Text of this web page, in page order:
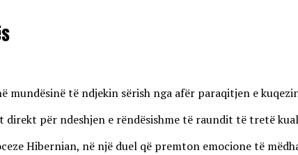
të ndjekin sërish nga afër paraqitjen e
për ndeshjen e rëndësishme të raundit të tretë
Hibernian, në një duel që premton emocione të